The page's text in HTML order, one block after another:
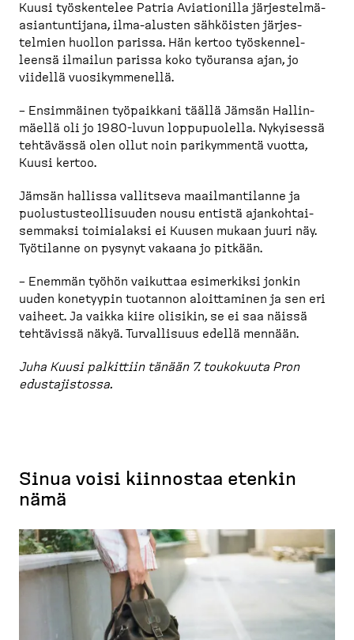
Kuusi työskentelee Patria Aviationilla järjes­tel­mä­
asian­tun­tijana, ilma-​alusten sähköisten järjes­
telmien huollon parissa. Hän kertoo työsken­nel­
leensä ilmailun parissa koko työuransa ajan, jo
viidellä vuosikym­menellä.
– Ensimmäinen työpaikkani täällä Jämsän Hallin­
mäellä oli jo 1980-​luvun loppupuolella. Nykyisessä
tehtävässä olen ollut noin parikymmentä vuotta,
Kuusi kertoo.
Jämsän hallissa vallitseva maailman­tilanne ja
puolus­tus­teol­li­suuden nousu entistä ajankoh­tai­
semmaksi toimialaksi ei Kuusen mukaan juuri näy.
Työtilanne on pysynyt vakaana jo pitkään.
– Enemmän työhön vaikuttaa esimerkiksi jonkin
uuden konetyypin tuotannon aloittaminen ja sen eri
vaiheet. Ja vaikka kiire olisikin, se ei saa näissä
tehtävissä näkyä. Turval­lisuus edellä mennään.
Juha Kuusi palkittiin tänään 7. toukokuuta Pron
edusta­jistossa.
Sinua voisi kiinnostaa etenkin
nämä